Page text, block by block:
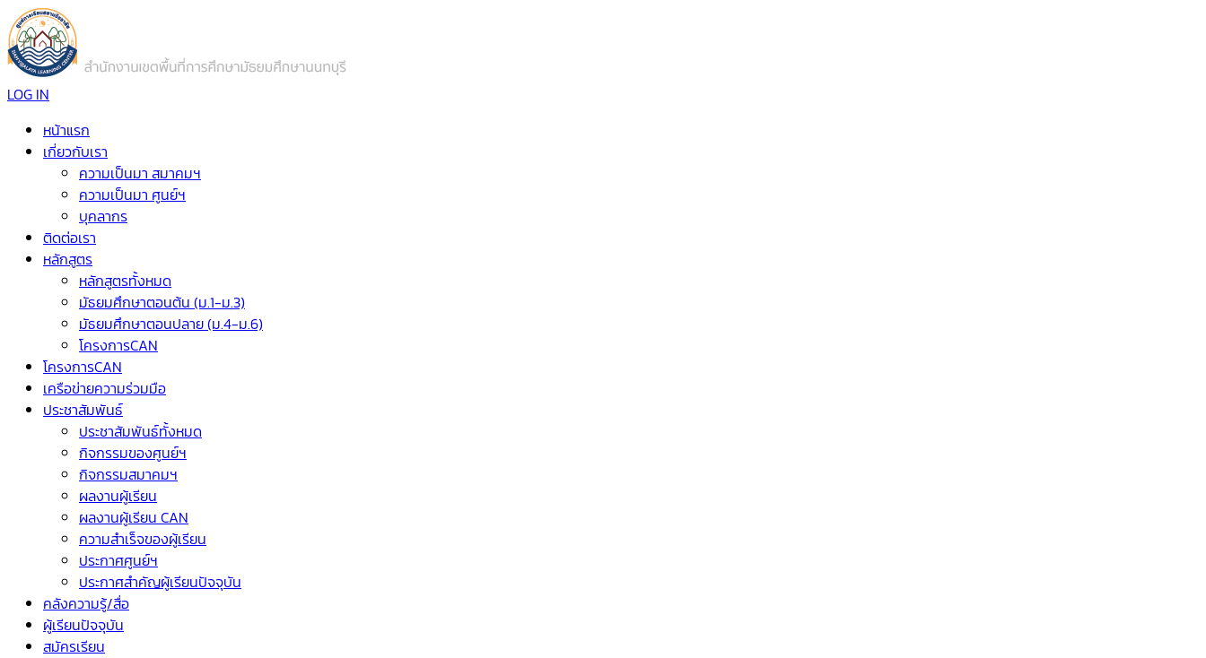
LOG IN
หน้าแรก
เกี่ยวกับเรา
ความเป็นมา สมาคมฯ
ความเป็นมา ศูนย์ฯ
บุคลากร
ติดต่อเรา
หลักสูตร
หลักสูตรทั้งหมด
มัธยมศึกษาตอนต้น (ม.1-ม.3)
มัธยมศึกษาตอนปลาย (ม.4-ม.6)
โครงการCAN
โครงการCAN
เครือข่ายความร่วมมือ
ประชาสัมพันธ์
ประชาสัมพันธ์ทั้งหมด
กิจกรรมของศูนย์ฯ
กิจกรรมสมาคมฯ
ผลงานผู้เรียน
ผลงานผู้เรียน CAN
ความสำเร็จของผู้เรียน
ประกาศศูนย์ฯ
ประกาศสำคัญผู้เรียนปัจจุบัน
คลังความรู้/สื่อ
ผู้เรียนปัจจุบัน
สมัครเรียน